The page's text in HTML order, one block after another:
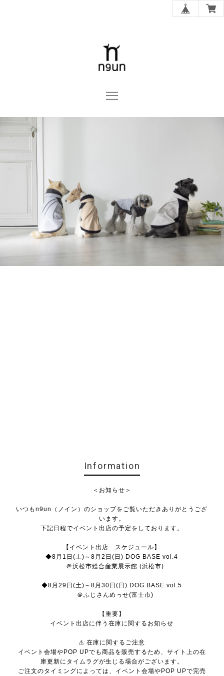
Information
＜お知らせ＞
いつもn9un（ノイン）のショップをご覧いただきありがとうござ
います。
下記日程でイベント出店の予定をしております。
【イベント出店 スケジュール】
◆8月1日(土)～8月2日(日) DOG BASE vol.4
＠浜松市総合産業展示館 (浜松市)
◆8月29日(土)～8月30日(日) DOG BASE vol.5
＠ふじさんめっせ(富士市)
【重要】
イベント出店に伴う在庫に関するお知らせ
⚠️ 在庫に関するご注意
イベント会場やPOP UPでも商品を販売するため、サイト上の在
庫更新にタイムラグが生じる場合がございます。
ご注文のタイミングによっては、イベント会場やPOP UPで完売